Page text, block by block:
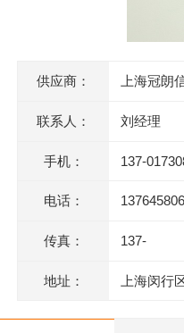
供应商： 上海冠朗
联系人： 刘经理
手机： 137-
电话：
传真： 137-
地址： 上海闵行